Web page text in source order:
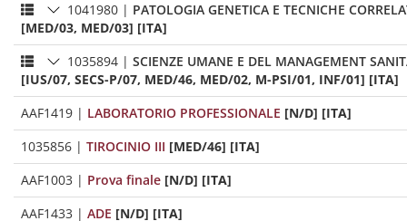
1041980 | PATOLOGIA GENETICA E TECNICHE
[MED/03, MED/03] [ITA]
1035894 | SCIENZE UMANE E DEL MANAGEMENT
[IUS/07, SECS-P/07, MED/46, MED/02, M-PSI/01, INF/01] [ITA]
AAF1419 | LABORATORIO PROFESSIONALE [N/D] [ITA]
1035856 | TIROCINIO III [MED/46] [ITA]
AAF1003 | Prova finale [N/D] [ITA]
AAF1433 | ADE [N/D] [ITA]